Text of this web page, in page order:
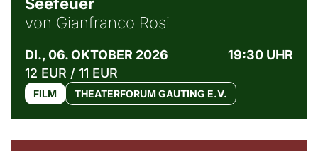
von Gianfranco Rosi
DI., 06. OKTOBER 2026
19:30 UHR
12 EUR / 11 EUR
FILM THEATERFORUM GAUTING E.V.